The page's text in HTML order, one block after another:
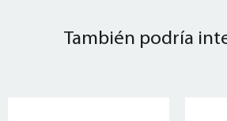
También podría